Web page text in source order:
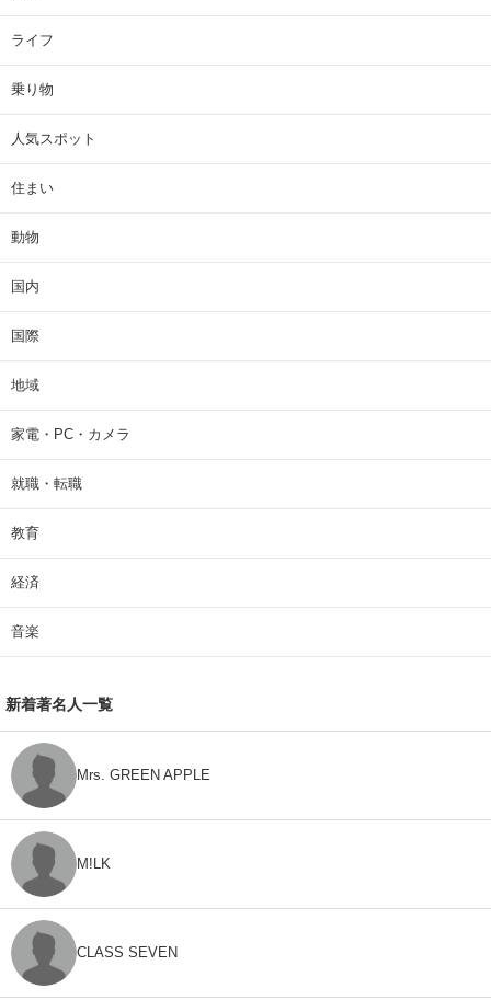
ライフ
乗り物
人気スポット
住まい
動物
国内
国際
地域
家電・PC・カメラ
就職・転職
教育
経済
音楽
新着著名人一覧
Mrs. GREEN APPLE
M!LK
CLASS SEVEN